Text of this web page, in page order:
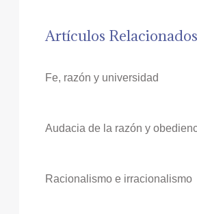
Artículos Relacionados
Fe, razón y universidad
Audacia de la razón y
Racionalismo e irracionalismo